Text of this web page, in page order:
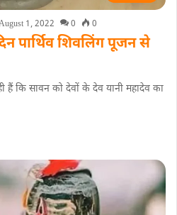
1, 2022 0 0
पार्थिव शिवलिंग पूजन से
हैं कि सावन को देवों के देव यानी महादेव का